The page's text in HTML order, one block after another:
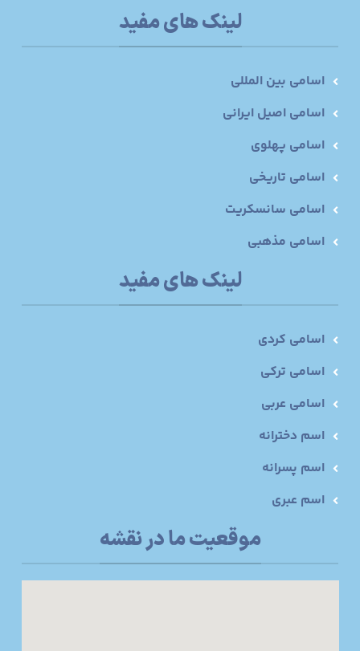
لینک های مفید
اسامی بین المللی
اسامی اصیل ایرانی
اسامی پهلوی
اسامی تاریخی
اسامی سانسکریت
اسامی مذهبی
لینک های مفید
اسامی کردی
اسامی ترکی
اسامی عربی
اسم دخترانه
اسم پسرانه
اسم عبری
موقعیت ما در نقشه